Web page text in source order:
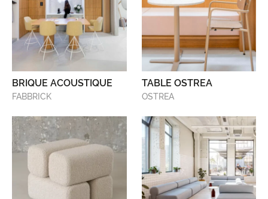
BRIQUE ACOUSTIQUE
FABBRICK
TABLE OSTREA
OSTREA